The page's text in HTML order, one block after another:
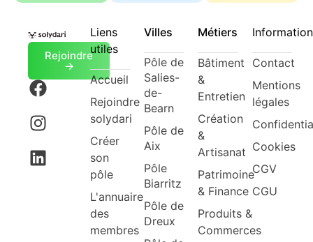
Rejoindre
->
Liens
utiles
Accueil
Rejoindre
solydari
Créer
son
pôle
L'annuaire
des
membres
Villes
Pôle de
Salies-
de-
Bearn
Pôle de
Aix
Pôle
Biarritz
Pôle de
Dreux
Métiers
Bâtiment
&
Entretien
Création
&
Artisanat
Patrimoine
& Finance
Produits &
Commerces
Contact
Mentions
légales
Cookies
CGV
CGU